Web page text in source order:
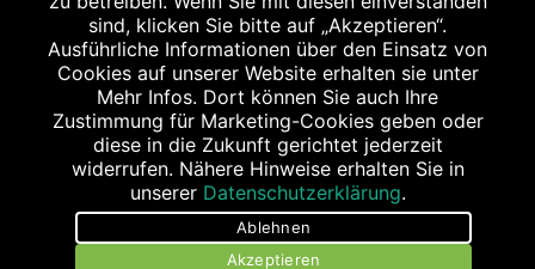
Angabe nach der deutschen Arzneimitteltaxe Apothekenerstattungspreis
(AEP). Der AEP ist keine unverbindliche Preisempfehlung der Hersteller. Der
AEP ist ein von den Apotheken in Ansatz gebrachter Preis für rezeptfreie
Arzneimittel. Er entspricht in der Höhe dem für Apotheken verbindlichen
Abgabepreis, zu dem eine Apotheke in bestimmten Fällen (z.B. bei Kindern
unter 12 Jahren) das Produkt mit der gesetzlichen Krankenversicherung
abrechnet. Der AEP ist der allgemeine Erstattungspreis im Falle einer
Kostenübernahme durch die gesetzlichen Krankenkassen, vor Abzug eines
Zwangsrabattes (zur Zeit 5%) nach §130 Abs. 1 SGB V.
Unverbindliche Preisempfehlung des Herstellers (UVP).
powered by apovena.de
sind, klicken Sie bitte auf „Akzeptieren“.
Ausführliche Informationen über den Einsatz von
Cookies auf unserer Website erhalten sie unter
Mehr Infos. Dort können Sie auch Ihre
Zustimmung für Marketing-Cookies geben oder
diese in die Zukunft gerichtet jederzeit
widerrufen. Nähere Hinweise erhalten Sie in
unserer Datenschutzerklärung.
Ablehnen
Akzeptieren